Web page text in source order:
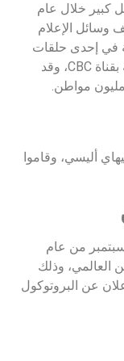
كبير خلال عام
وسائل الإعلام
في إحدى حلقات
مسلسل الزوجة الصالحة، والذي تم عرضه بقناة CBC، وقد
أليسي، وقاموا
من عام
العالمي، وذلك
عن البروتوكول